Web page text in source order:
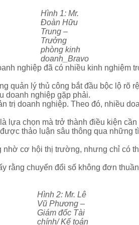
Hình 1: Mr.
Đoàn Hữu
Trung –
Trưởng
phòng kinh
doanh_Bravo
nghiệp đã có nhiều kinh nghiệm
quản lý thủ công bắt đầu bộc lộ rõ
doanh nghiệp gặp phải.
doanh nghiệp. Theo đó, nhiều
lựa chọn mà trở thành điều kiện
thảo luận sâu thông qua
cơ hội thị trường, nhưng chỉ có
chuyển đổi số không đơn
Hình 2: Mr. Lê
Vũ Phương –
Giám đốc Tài
chính/ Kế toán